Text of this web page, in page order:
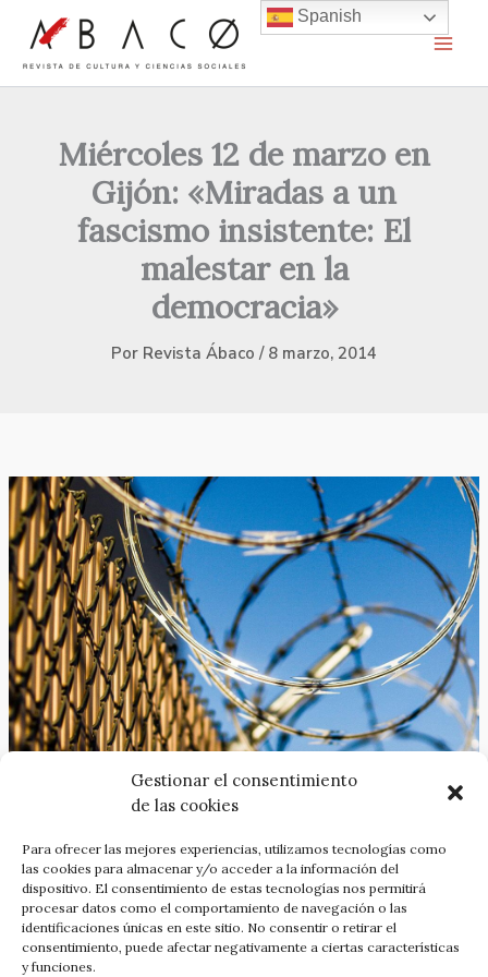
Gestionar el consentimiento
de las cookies
Para ofrecer las mejores experiencias, utilizamos tecnologías como
las cookies para almacenar y/o acceder a la información del
dispositivo. El consentimiento de estas tecnologías nos permitirá
procesar datos como el comportamiento de navegación o las
identificaciones únicas en este sitio. No consentir o retirar el
consentimiento, puede afectar negativamente a ciertas características
y funciones.
contenido
Miércoles 12 de marzo en
Gijón: «Miradas a un
fascismo insistente: El
malestar en la
democracia»
Por Revista Ábaco / 8 marzo, 2014
El miércoles día 13 de Marzo, a las 19,30 horas, en el
Espacio Cultural La Manzorga, c/del Carmen de Gijón, se
presenta y debate la revista Abaco nº 78 dedicada a
«Miradas a un fascismo insistente: El malestar en la
democracia, intervienen: Nacho F Castro y Sergio
Delgado, colaboradores en este número de la revista así
como los activistas sociales: Verónica Rodriguez y Emilio
León.
Spanish